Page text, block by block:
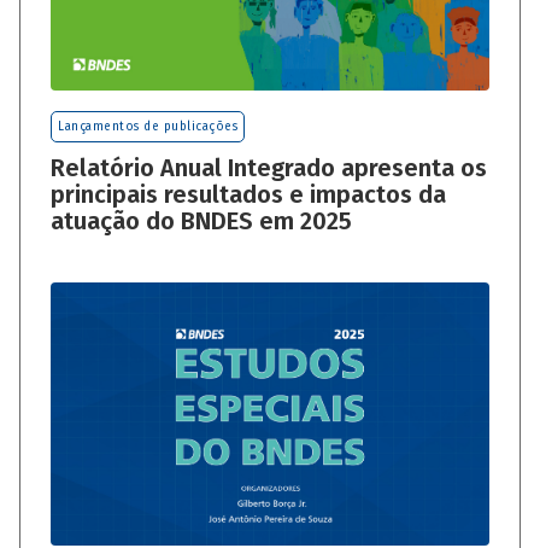
Lançamentos de publicações
Relatório Anual Integrado apresenta os
principais resultados e impactos da
atuação do BNDES em 2025